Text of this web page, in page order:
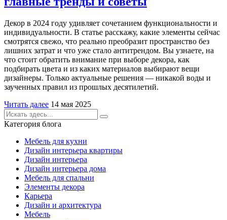
Декор в 2024 году удивляет сочетанием функциональности и
индивидуальности. В статье расскажу, какие элементы сейчас
смотрятся свежо, что реально преобразит пространство без
лишних затрат и что уже стало антитрендом. Вы узнаете, на
что стоит обратить внимание при выборе декора, как
подбирать цвета и из каких материалов выбирают вещи
дизайнеры. Только актуальные решения — никакой воды и
заученных правил из прошлых десятилетий.
Читать далее 14 мая 2025
Категория блога
Мебель для кухни
Дизайн интерьера квартиры
Дизайн интерьера
Дизайн интерьера дома
Мебель для спальни
Элементы декора
Карьера
Дизайн и архитектура
Мебель